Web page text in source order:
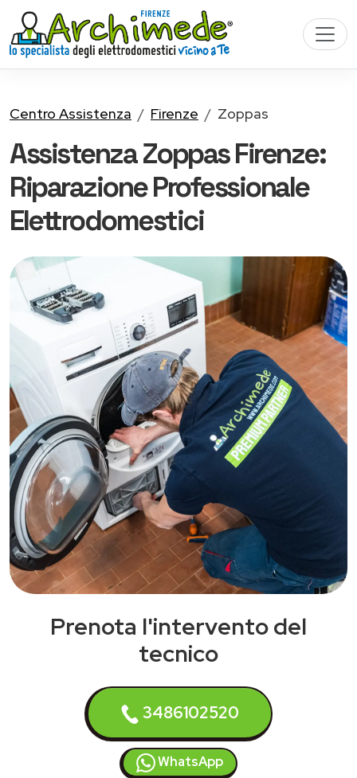
Centro Assistenza Firenze Zoppas
Assistenza Zoppas Firenze:
Riparazione Professionale
Elettrodomestici
Prenota l'intervento del
tecnico
3486102520
WhatsApp